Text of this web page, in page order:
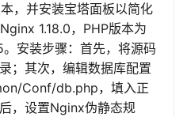
，并安装宝塔面板以简化
1.18.0，PHP版本为
安装步骤：首先，将源码
；其次，编辑数据库配置
Conf/db.php，填入正
，设置Nginx伪静态规